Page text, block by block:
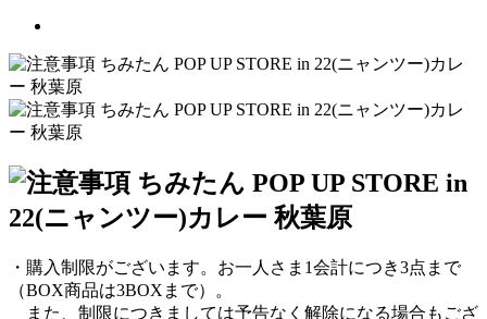
・購入制限がございます。お一人さま1会計につき3点まで
（BOX商品は3BOXまで）。
また、制限につきましては予告なく解除になる場合もござ